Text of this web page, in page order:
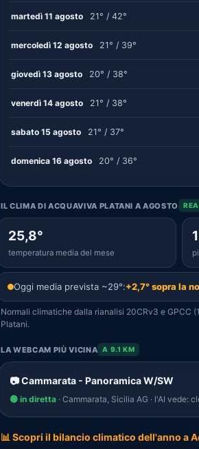
martedì 11 agosto 21° / 42°
mercoledì 12 agosto 21° / 39°
giovedì 13 agosto 20° / 38°
venerdì 14 agosto 21° / 38°
sabato 15 agosto 21° / 37°
domenica 16 agosto 20° / 36°
IL CLIMA DI ACQUAVIVA PLATANI A AGOSTO
25,8°
temperatura media del mese
Oggi media prevista ~29°:+2,7° sopra la
Normali climatiche dalla rianalisi 20CRv3 e GPCC
Platani.
LA WEBCAM PIÙ VICINA A 9.1 KM
📷 Cammarata - Panoramica W/SW
🟢 in diretta · Cammarata, Sicilia AG · l'AI vede:
📊 Scopri il bilancio climatico dell'anno a